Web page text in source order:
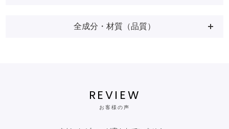
全成分・材質（品質）
REVIEW
お客様の声